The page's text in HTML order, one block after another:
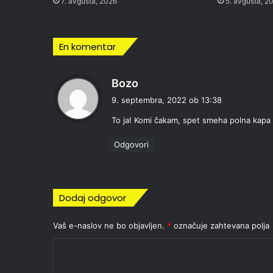
En komentar
Bozo
v
:
9. septembra, 2022 ob 13:38
To ja! Komi čakam, spet smeha polna kapa
Odgovori
Dodaj odgovor
Vaš e-naslov ne bo objavljen. * označuje zahtevana polja